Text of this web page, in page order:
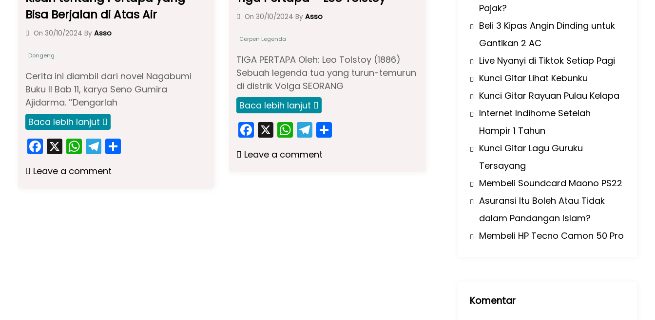
Bisa Berjalan di Atas Air
On 30/10/2024 By Asso
Dongeng
Cerita ini diambil dari novel Nagabumi
Buku II Bab 11, karya Seno Gumira
Ajidarma. ’’Dengarlah
Baca lebih lanjut
F
a
c
X W
h
a
T
el
e
Leave a comment
On 30/10/2024 By Asso
Cerpen Legenda
TIGA PERTAPA Oleh: Leo Tolstoy (1886)
Sebuah legenda tua yang turun-temurun
di distrik Volga SEORANG
Baca lebih lanjut
F
a
c
X W
h
a
T
el
e
Leave a comment
Pajak?
Beli 3 Kipas Angin Dinding untuk
Gantikan 2 AC
Live Nyanyi di Tiktok Setiap Pagi
Kunci Gitar Lihat Kebunku
Kunci Gitar Rayuan Pulau Kelapa
Internet Indihome Setelah
Hampir 1 Tahun
Kunci Gitar Lagu Guruku
Tersayang
Membeli Soundcard Maono PS22
Asuransi Itu Boleh Atau Tidak
dalam Pandangan Islam?
Membeli HP Tecno Camon 50 Pro
Komentar